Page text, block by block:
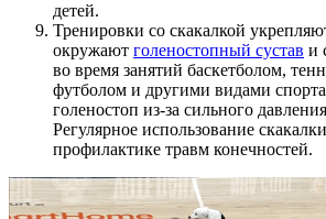
детей.
Тренировки со скакалкой
окружают голеностопный сустав и
во время занятий баскетболом,
футболом и другими видами спорта
голеностоп из-за сильного
Регулярное использование
профилактике травм конечностей.